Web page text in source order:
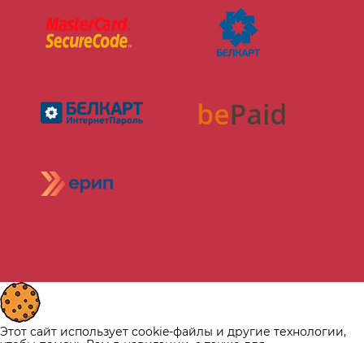
Этот сайт использует cookie-файлы и другие технологии,